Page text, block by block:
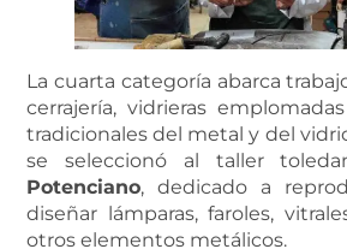
La cuarta categoría abarca
cerrajería, vidrieras
tradicionales del metal y del
se seleccionó al taller
Potenciano, dedicado a
diseñar lámparas, faroles,
otros elementos metálicos.